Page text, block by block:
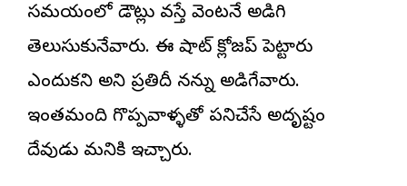
సమయంలో డౌట్లు వస్తే వెంటనే అడిగి
తెలుసుకునేవారు. ఈ షాట్‌ క్లోజప్‌ పెట్టారు
ఎందుకని అని ప్రతిదీ నన్ను అడిగేవారు.
ఇంతమంది గొప్పవాళ్ళతో పనిచేసే అదృష్టం
దేవుడు మనికి ఇచ్చారు.